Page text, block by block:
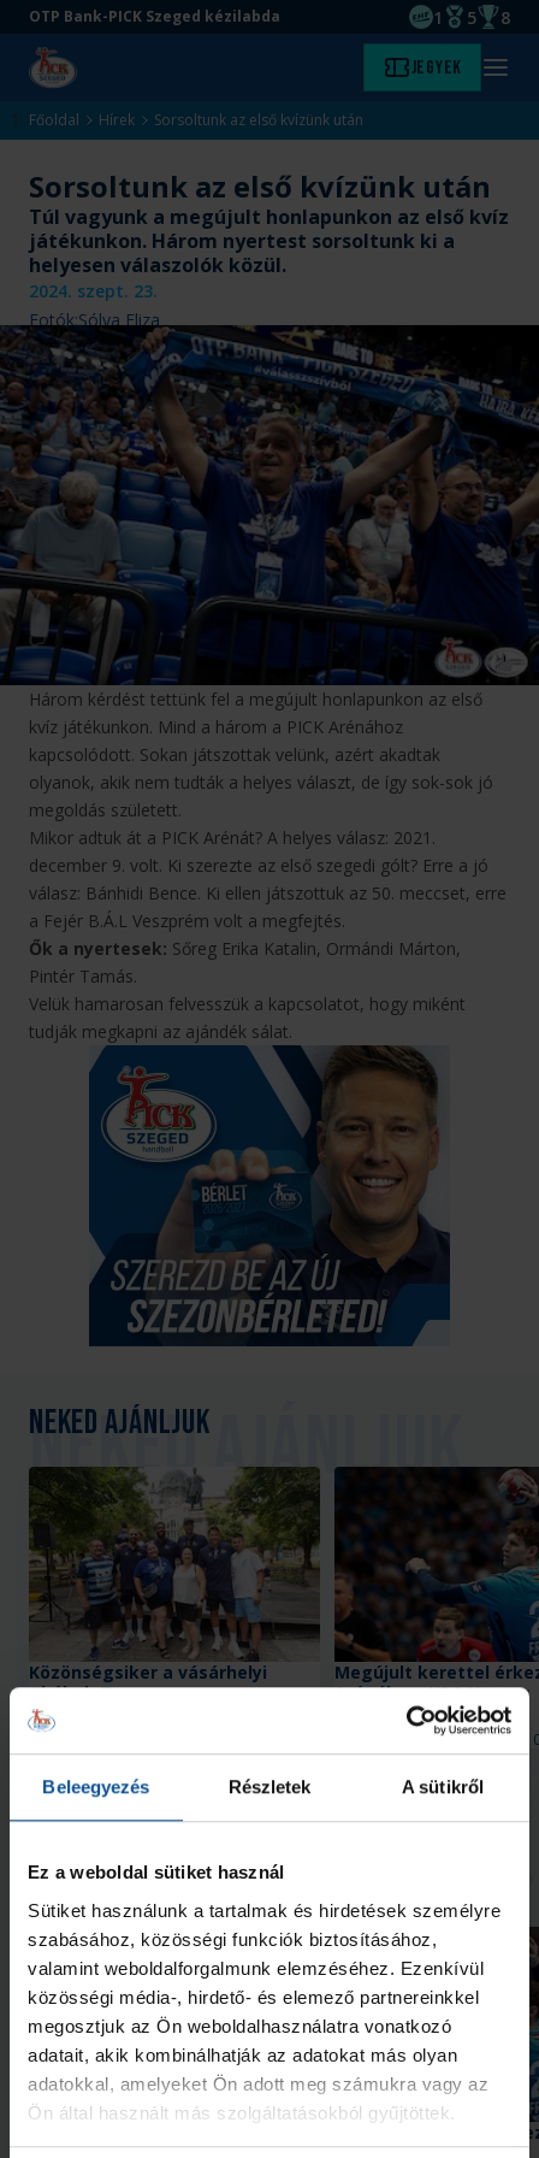
Beleegyezés Részletek A sütikről
Ez a weboldal sütiket használ
Sütiket használunk a tartalmak és hirdetések személyre
szabásához, közösségi funkciók biztosításához,
valamint weboldalforgalmunk elemzéséhez. Ezenkívül
közösségi média-, hirdető- és elemező partnereinkkel
megosztjuk az Ön weboldalhasználatra vonatkozó
adatait, akik kombinálhatják az adatokat más olyan
adatokkal, amelyeket Ön adott meg számukra vagy az
Ön által használt más szolgáltatásokból gyűjtöttek.
Ugrás
tartalomra
Ugrás
aljára
OTP Bank-PICK Szeged kézilabda
EHF
1
Magyar
5 8
Kezdőlap Jegyek Menü
Főoldal Hírek Sorsoltunk az első kvízünk után
Sorsoltunk az első kvízünk után
Túl vagyunk a megújult honlapunkon az első kvíz
játékunkon. Három nyertest sorsoltunk ki a
helyesen válaszolók közül.
2024. szept. 23.
Fotók:Sólya Eliza
Három kérdést tettünk fel a megújult honlapunkon az első
kvíz játékunkon. Mind a három a PICK Arénához
kapcsolódott. Sokan játszottak velünk, azért akadtak
olyanok, akik nem tudták a helyes választ, de így sok-sok jó
megoldás született.
Mikor adtuk át a PICK Arénát? A helyes válasz: 2021.
december 9. volt. Ki szerezte az első szegedi gólt? Erre a jó
válasz: Bánhidi Bence. Ki ellen játszottuk az 50. meccset, erre
a Fejér B.Á.L Veszprém volt a megfejtés.
Ők a nyertesek: Sőreg Erika Katalin, Ormándi Márton,
Pintér Tamás.
Velük hamarosan felvesszük a kapcsolatot, hogy miként
tudják megkapni az ajándék sálat.
Neked ajánljuk
Megnézem az összeset
Közönségsiker a vásárhelyi
#kékek Touron
2026. aug.
Megújult kerettel
Arénába a HBC Nantes
További friss hírek
#kékek Touron
Megújult kerettel
Arénába a HBC Nantes